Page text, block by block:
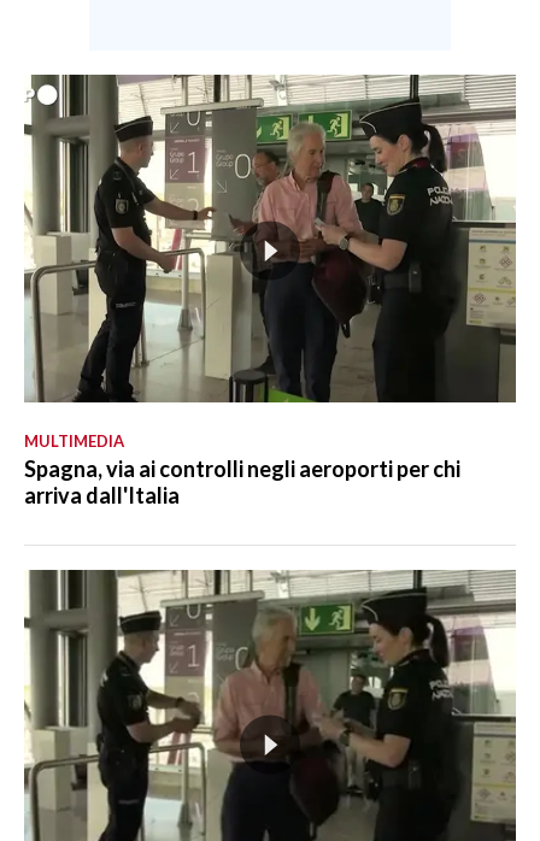
MULTIMEDIA
Spagna, via ai controlli negli aeroporti per chi
arriva dall'Italia